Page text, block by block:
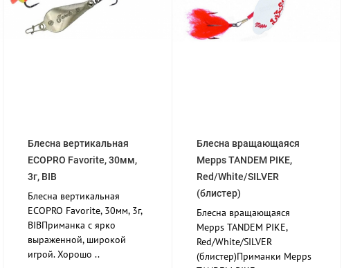
Блесна вертикальная
ECOPRO Favorite, 30мм,
3г, BIB
Блесна вертикальная
ECOPRO Favorite, 30мм, 3г,
BIBПриманка с ярко
выраженной, широкой
игрой. Хорошо ..
Блесна вращающаяся
Mepps TANDEM PIKE,
Red/White/SILVER
(блистер)
Блесна вращающаяся
Mepps TANDEM PIKE,
Red/White/SILVER
(блистер)Приманки Mepps